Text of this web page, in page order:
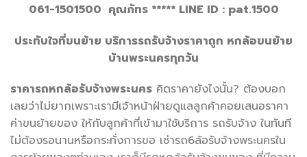
061-1501500 คุณภัทร ***** LINE ID : pat.1500
ประทับใจที่ขนย้าย บริการรถรับจ้างราคาถูก หกล้อขนย้าย
บ้านพระนครทุกวัน
ราคารถหกล้อรับจ้างพระนคร คิดราคายังไงนั้น? ต้องบอก
เลยว่าไม่ยากเพราะเรามีเจ้าหน้าฝ่ายดูแลลูกค้าคอยเสนอราคา
ค่าขนย้ายของ ให้กับลูกค้าที่เข้ามาใช้บริการ รถรับจ้าง ในทันที
ไม่ต้องรอนานหรือกระทั่งการขอ เช่ารถ6ล้อรับจ้างพระนครใน